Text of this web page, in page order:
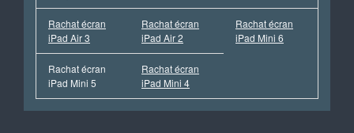
Rachat écran
iPad Air 3
Rachat écran
iPad Air 2
Rachat écran
iPad Mini 6
Rachat écran
iPad Mini 5
Rachat écran
iPad Mini 4